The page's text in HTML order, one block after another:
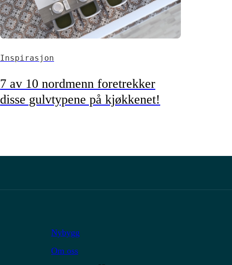
Inspirasjon
7 av 10 nordmenn foretrekker
disse gulvtypene på kjøkkenet!
Nybygg
Om oss